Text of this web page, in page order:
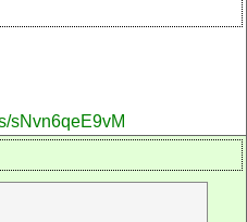
sNvn6qeE9vM